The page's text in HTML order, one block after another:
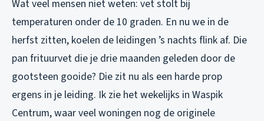
Wat veel mensen niet weten: vet stolt bij
temperaturen onder de 10 graden. En nu we in de
herfst zitten, koelen de leidingen ’s nachts flink af. Die
pan frituurvet die je drie maanden geleden door de
gootsteen gooide? Die zit nu als een harde prop
ergens in je leiding. Ik zie het wekelijks in Waspik
Centrum, waar veel woningen nog de originele